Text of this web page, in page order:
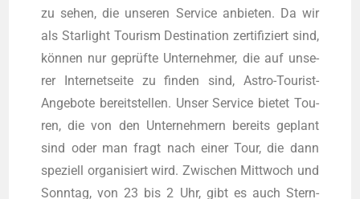
zu sehen, die unse­ren Ser­vice anbie­ten. Da wir
als Star­light Tou­rism Desti­na­ti­on zer­ti­fi­ziert sind,
kön­nen nur geprüf­te Unter­neh­mer, die auf unse­
rer Inter­net­sei­te zu fin­den sind, Astro-Tou­rist-
Ange­bo­te bereit­stel­len. Unser Ser­vice bie­tet Tou­
ren, die von den Unter­neh­mern bereits geplant
sind oder man fragt nach einer Tour, die dann
spe­zi­ell orga­ni­siert wird. Zwi­schen Mitt­woch und
Sonn­tag, von 23 bis 2 Uhr, gibt es auch Stern­